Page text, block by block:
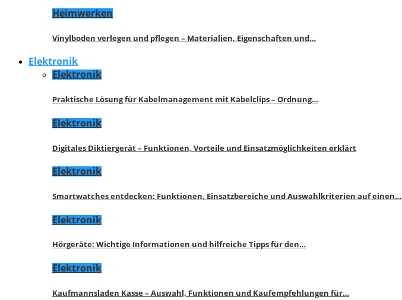
Heimwerken
Vinylboden verlegen und pflegen – Materialien, Eigenschaften und…
Elektronik
Elektronik
Praktische Lösung für Kabelmanagement mit Kabelclips – Ordnung…
Elektronik
Digitales Diktiergerät – Funktionen, Vorteile und Einsatzmöglichkeiten erklärt
Elektronik
Smartwatches entdecken: Funktionen, Einsatzbereiche und Auswahlkriterien auf einen…
Elektronik
Hörgeräte: Wichtige Informationen und hilfreiche Tipps für den…
Elektronik
Kaufmannsladen Kasse – Auswahl, Funktionen und Kaufempfehlungen für…